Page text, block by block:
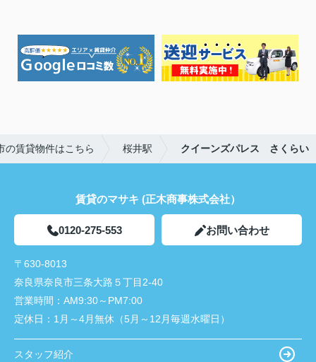
の賃貸物件はこちら 桜井駅 クイーンズパレス さくらい
賃貸のマサキ (正木商事株式会社）
0120-275-553 お問い合わせ
〒630-8013
奈良県奈良市三条大路５丁目2-40
営業時間： AM9:30～PM7:00
定休日： 1月～4月無休（5月～12月毎週水曜日）
スタッフ紹介